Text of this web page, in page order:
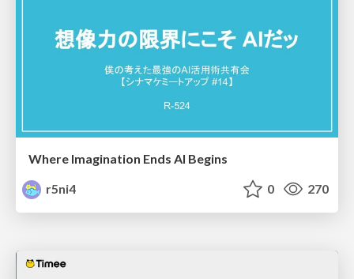
Where Imagination Ends AI Begins
r5ni4
0 270